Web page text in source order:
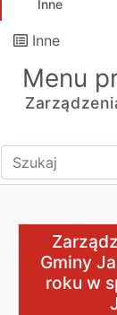
Inne
Inne
Menu
Wpisz tekst do
Zarządzenie
Gminy
roku w